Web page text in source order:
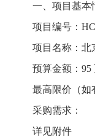
一、项目基本
项目编号：
项目名称：北京
预算金额：95
最高限价（如有
采购需求：
详见附件